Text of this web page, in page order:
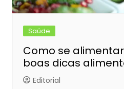
Saúde
Como se
boas dicas
Editorial